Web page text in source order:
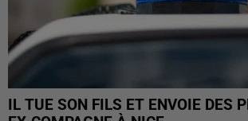
IL TUE SON FILS ET ENVOIE DES